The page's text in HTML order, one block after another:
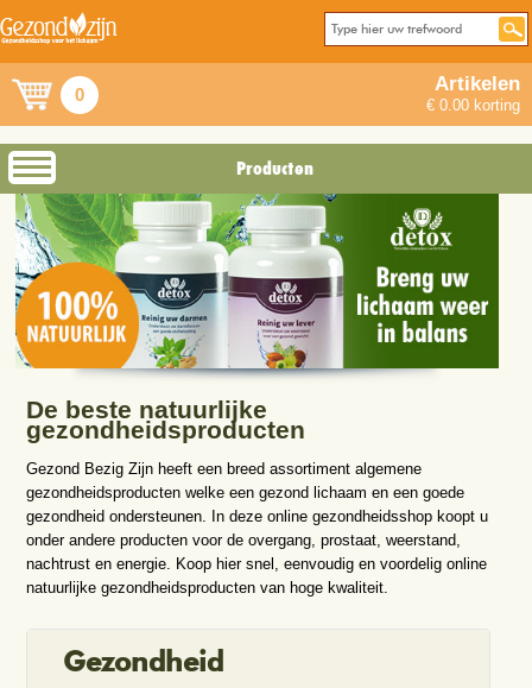
0 Artikelen
€ 0.00 korting
Producten
De beste natuurlijke
gezondheidsproducten
Gezond Bezig Zijn heeft een breed assortiment algemene
gezondheidsproducten welke een gezond lichaam en een goede
gezondheid ondersteunen. In deze online gezondheidsshop koopt u
onder andere producten voor de overgang, prostaat, weerstand,
nachtrust en energie. Koop hier snel, eenvoudig en voordelig online
natuurlijke gezondheidsproducten van hoge kwaliteit.
Gezondheid